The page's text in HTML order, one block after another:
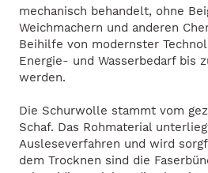
mechanisch behandelt, ohne
Weichmachern und anderen
Beihilfe von modernster
Energie- und Wasserbedarf bis
werden.
Die Schurwolle stammt vom
Schaf. Das Rohmaterial
Ausleseverfahren und wird
dem Trocknen sind die